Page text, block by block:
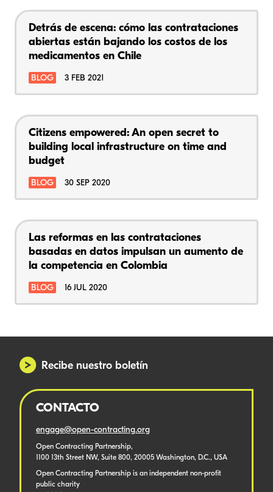
Detrás de escena: cómo las contrataciones
abiertas están bajando los costos de los
medicamentos en Chile
BLOG 3 FEB 2021
Citizens empowered: An open secret to
building local infrastructure on time and
budget
BLOG 30 SEP 2020
Las reformas en las contrataciones
basadas en datos impulsan un aumento de
la competencia en Colombia
BLOG 16 JUL 2020
Recibe nuestro boletín
CONTACTO
engage@open-contracting.org
Open Contracting Partnership,
1100 13th Street NW, Suite 800, 20005 Washington, D.C., USA
Open Contracting Partnership is an independent non-profit
public charity